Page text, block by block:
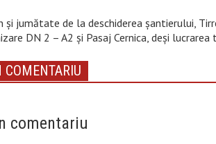
și jumătate de la deschiderea șantierului,
DN 2 – A2 și Pasaj Cernica, deși
COMENTARIU
comentariu